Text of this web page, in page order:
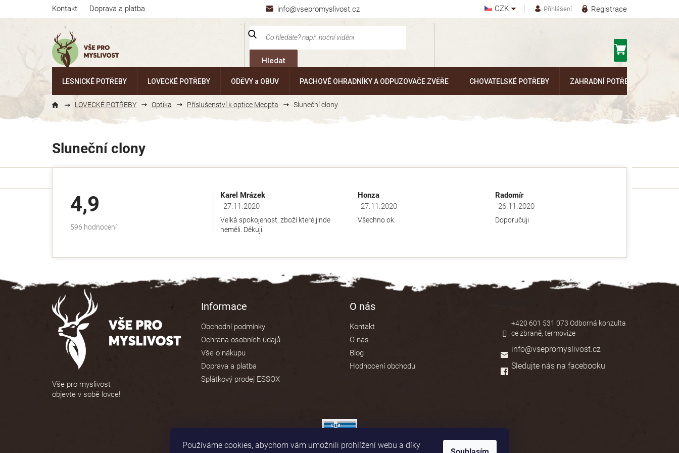
Používáme cookies, abychom vám umožnili prohlížení webu a díky
info@vsepromyslivost.cz
Kontakt Doprava a platba CZK Registrace
Přihlášení
Hledat
LESNICKÉ POTŘEBY LOVECKÉ POTŘEBY ODĚVY a OBUV PACHOVÉ OHRADNÍKY A ODPUZOVAČE ZVĚŘE CHOVATELSKÉ POTŘEBY ZAHRADNÍ POTŘEBY
LOVECKÉ POTŘEBY Optika Příslušenství k optice Meopta Sluneční clony
Sluneční clony
4,9
Průměrné
5
hvězdiček.
596 hodnocení
Karel Mrázek
Hodnocení obchodu je 5 z 5 hvězdiček.
27.11.2020
Velká spokojenost, zboží které jinde
neměli. Děkuji
Honza
Hodnocení obchodu je 5 z 5 hvězdiček.
27.11.2020
Všechno ok.
Radomír
Hodnocení obchodu je 5 z 5 hvězdiček.
26.11.2020
Doporučuji
Vše pro myslivost
objevte v sobě lovce!
Informace
Obchodní podmínky
Ochrana osobních údajů
Vše o nákupu
Doprava a platba
Splátkový prodej ESSOX
O nás
Kontakt
O nás
Blog
Hodnocení obchodu
info@vsepromyslivost.cz
+420 601 531 073 Odborná konzulta
ce zbraně, termovize
Sledujte nás na facebooku